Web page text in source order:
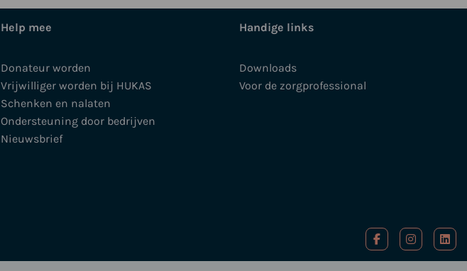
Help mee
Donateur worden
Vrijwilliger worden bij HUKAS
Schenken en nalaten
Ondersteuning door bedrijven
Nieuwsbrief
Handige links
Downloads
Voor de zorgprofessional
Ga
naar
Ga
naar
Ga